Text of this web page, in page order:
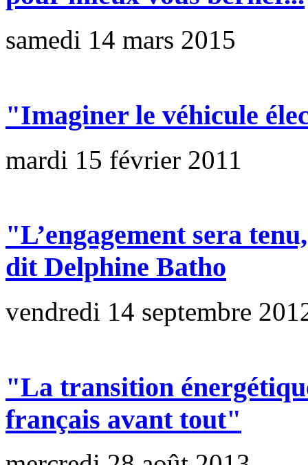
samedi 14 mars 2015
"Imaginer le véhicule
mardi 15 février 2011
"L’engagement sera
dit Delphine Batho
vendredi 14 septembre
"La transition
français avant tout"